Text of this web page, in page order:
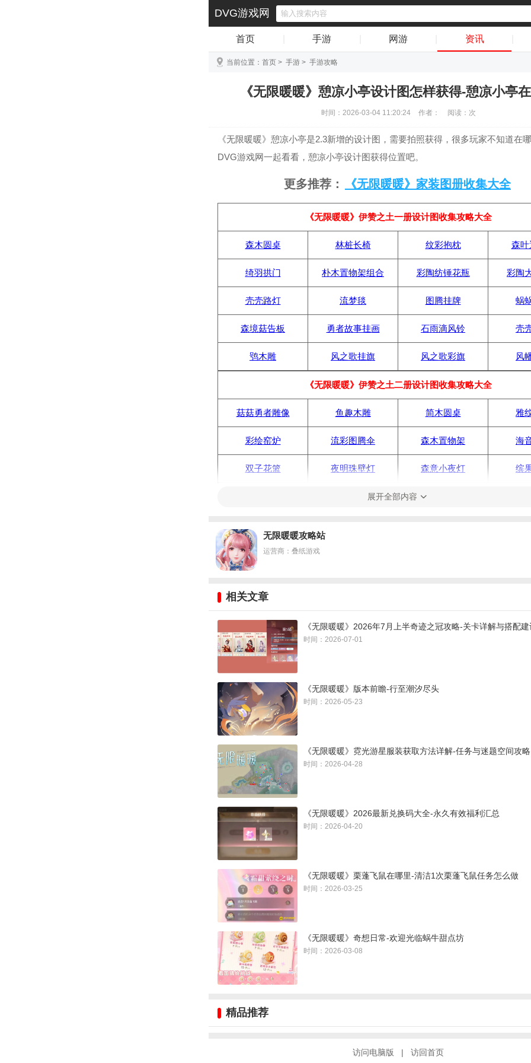
DVG游戏网
首页 手游 网游 资讯
当前位置： 首页 > 手游 > 手游攻略
《无限暖暖》憩凉小亭设计图怎样获得-憩凉小亭
时间：2026-03-04 11:20:24 作者： 阅读： 次
《无限暖暖》憩凉小亭是2.3新增的设计图，需要拍照获得，很多玩家不知道在
DVG游戏网一起看看，憩凉小亭设计图获得位置吧。
更多推荐： 《无限暖暖》家装图册收集大全
《无限暖暖》伊赞之土一册设计图收集攻略大全
森木圆桌 林桩长椅 纹彩抱枕 森叶
绮羽拱门 朴木置物架组合 彩陶纺锤花瓶 彩陶
壳壳路灯 流梦毯 图腾挂牌 蜗
森境菇告板 勇者故事挂画 石雨滴风铃 壳
鸮木雕 风之歌挂旗 风之歌彩旗 风
《无限暖暖》伊赞之土二册设计图收集攻略大全
菇菇勇者雕像 鱼趣木雕 简木圆桌 雅
彩绘窑炉 流彩图腾伞 森木置物架 海
双子花篮 夜明珠壁灯 森意小夜灯 缤
大力传说挂画 海音风铃
森木暖榻
《无限暖暖》憩凉小亭设计图获得方法：
地图进入方法，位置如下图所示，在蜗牛城1层的恩典餐堂里面，可以进入
展开全部内容
无限暖暖攻略站
运营商：叠纸游戏
相关文章
《无限暖暖》2026年7月上半奇迹之冠攻略-关卡详解与搭配建
时间：2026-07-01
《无限暖暖》版本前瞻-行至潮汐尽头
时间：2026-05-23
《无限暖暖》霓光游星服装获取方法详解-任务与迷题空间攻略
时间：2026-04-28
《无限暖暖》2026最新兑换码大全-永久有效福利汇总
时间：2026-04-20
《无限暖暖》栗蓬飞鼠在哪里-清洁1次栗蓬飞鼠任务怎么做
时间：2026-03-25
《无限暖暖》奇想日常-欢迎光临蜗牛甜点坊
时间：2026-03-08
精品推荐
访问电脑版 | 访回首页